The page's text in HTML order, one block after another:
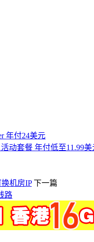
年付24美元
动套餐 年付低至11.99美
机房IP 下一篇
路